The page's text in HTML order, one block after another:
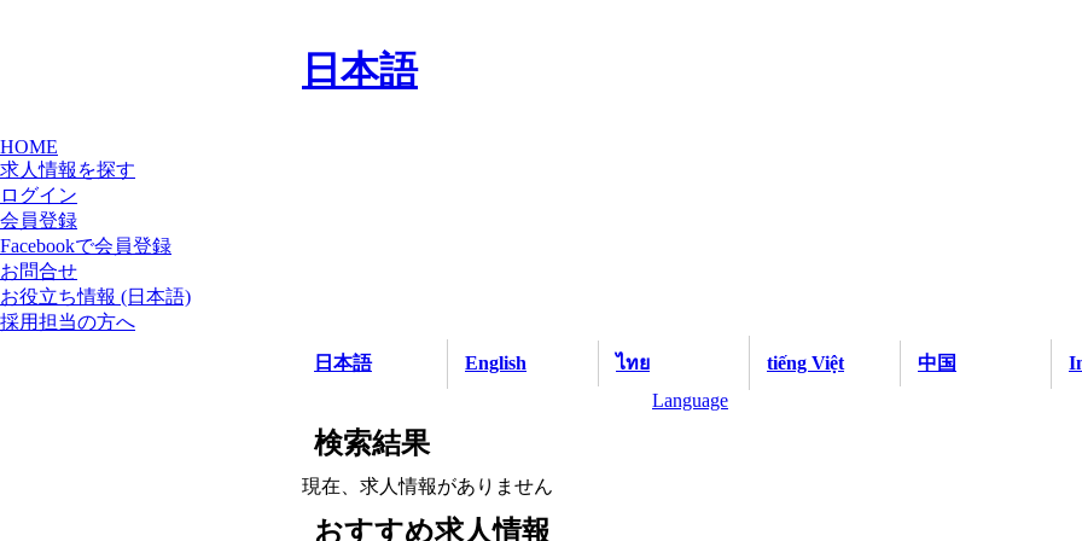
日本語
HOME
求人情報を探す
ログイン
会員登録
Facebookで会員登録
お問合せ
お役立ち情報 (日本語)
採用担当の方へ
日本語
English ไทย tiếng Việt 中国
Language
検索結果
現在、求人情報がありません
おすすめ求人情報